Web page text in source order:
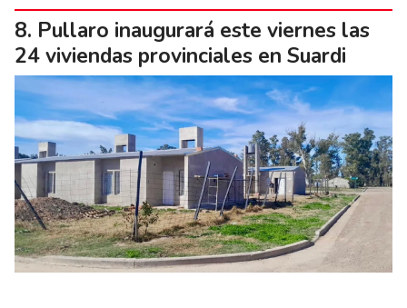
Pullaro inaugurará este viernes las
24 viviendas provinciales en Suardi